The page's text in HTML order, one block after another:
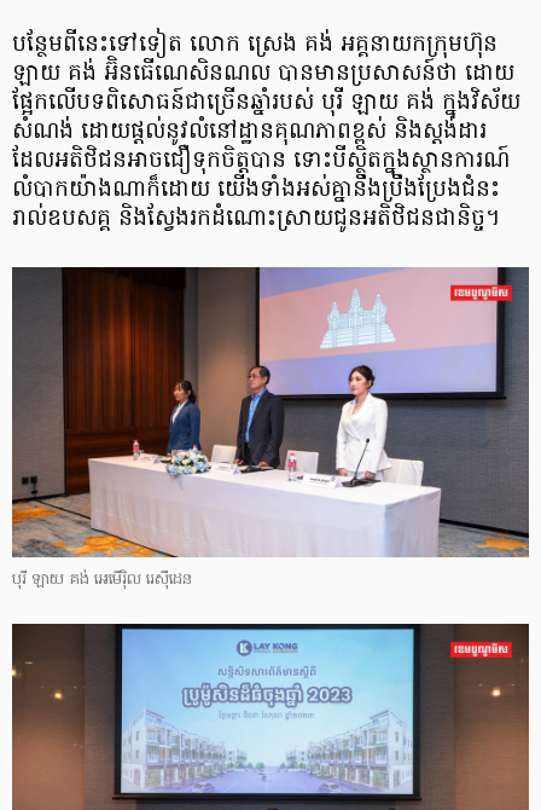
បន្ថែមពីនេះទៅទៀត លោក​ ស្រេង គង់ អគ្គនាយកក្រុមហ៊ុន
ឡាយ​ គង់ អ៊ិនធើណេសិនណល បានមានប្រសាសន៍ថា ដោយ
ផ្អែកលើបទពិសោធន៍ជាច្រើនឆ្នាំរបស់ បុរី ឡាយ គង់ ក្នុងវិស័យ
សំណង់ ដោយផ្តល់នូវលំនៅដ្ឋានគុណភាពខ្ពស់ និងស្តង់ដារ
ដែលអតិថិជនអាចជឿទុកចិត្តបាន ទោះបីស្ថិតក្នុងស្ថានការណ៍
លំបាកយ៉ាងណាក៏ដោយ យើងទាំងអស់គ្នានឹងប្រឹងប្រែងជំនះ
រាល់ឧបសគ្គ និងស្វែងរកដំណោះស្រាយជូនអតិថិជនជានិច្ច។
បុរី ឡាយ គង់ អេមើរ៉ិល រេស៊ីដេន